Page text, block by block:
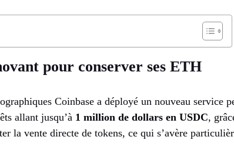
pour conserver ses ETH
Coinbase a déployé un nouveau service
allant jusqu’à 1 million de dollars en USDC,
la vente directe de tokens, ce qui s’avère